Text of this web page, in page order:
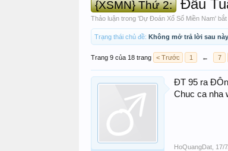
{XSMN} Thứ 2: Đầu
Thảo luận trong 'Dự Đoán Xổ Số Miền Nam'
Trạng thái chủ đề: Không mở trả lời sau
Trang 9 của 18 trang < Trước 1 ← 7
ÐT 95 ra
Chuc ca nha
HoQuangDat 17/